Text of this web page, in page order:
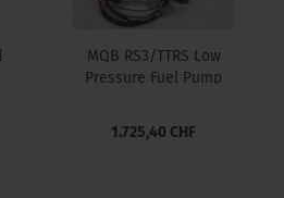
MQB RS3/TTRS Low
Pressure Fuel Pump
1.725,40 CHF